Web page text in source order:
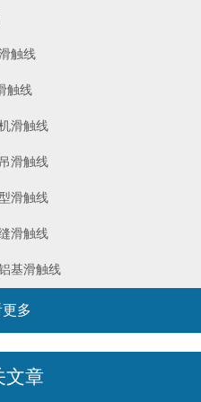
触线
触线
滑触线
滑触线
滑触线
滑触线
基滑触线
多
文章